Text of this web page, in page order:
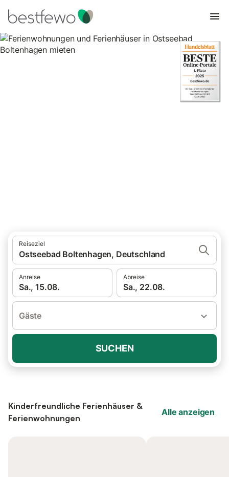
Reiseziel
Ostseebad Boltenhagen, Deutschland
Anreise
Sa., 15.08.
Abreise
Sa., 22.08.
Gäste
SUCHEN
Kinderfreundliche Ferienhäuser &
Ferienwohnungen
Alle anzeigen